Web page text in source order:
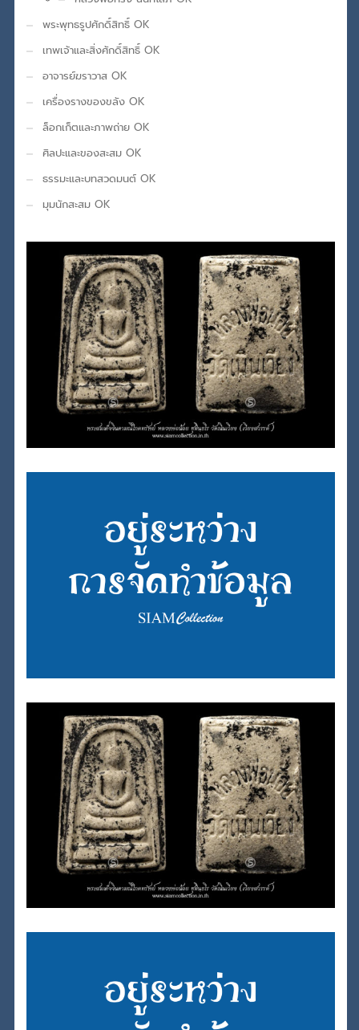
พระพุทธรูปศักดิ์สิทธิ์ OK
เทพเจ้าและสิ่งศักดิ์สิทธิ์ OK
อาจารย์ฆราวาส OK
เครื่องรางของขลัง OK
ล็อกเก็ตและภาพถ่าย OK
ศิลปะและของสะสม OK
ธรรมะและบทสวดมนต์ OK
มุมนักสะสม OK